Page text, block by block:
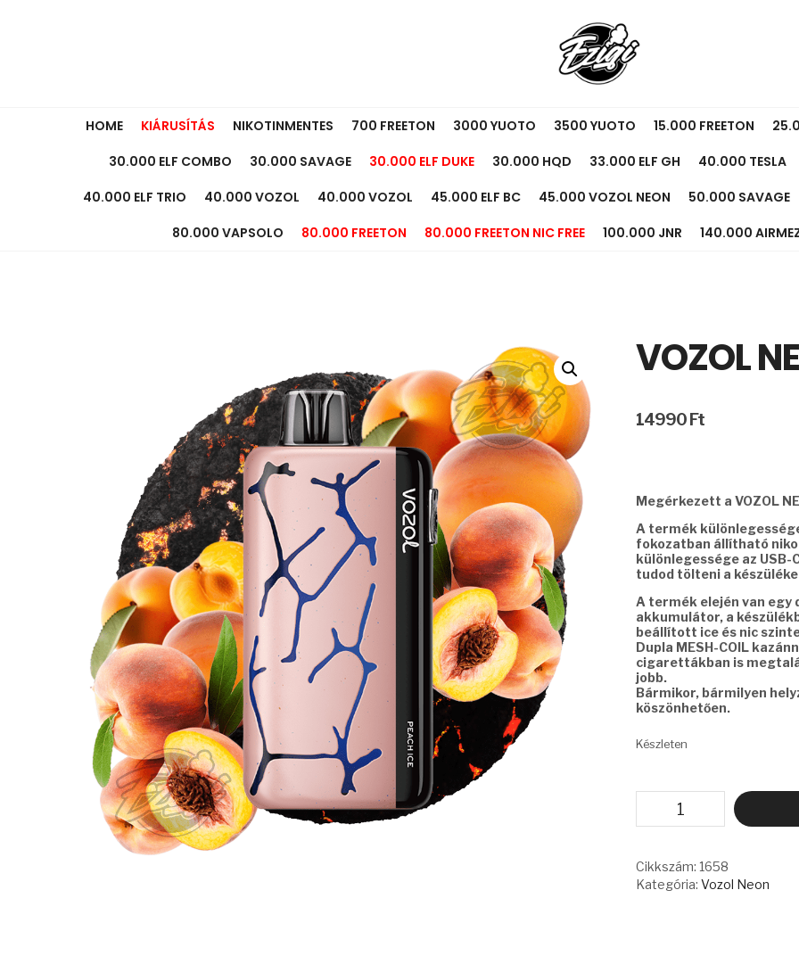
HOME KIÁRUSÍTÁS NIKOTINMENTES 700 FREETON 3000 YUOTO 3500 YUOTO 15.000 FREETON
30.000 ELF COMBO
30.000 SAVAGE 30.000 ELF DUKE 30.000 HQD 33.000 ELF GH 40.000 TESLA
40.000 ELF TRIO
40.000 VOZOL 40.000 VOZOL 45.000 ELF BC 45.000 VOZOL NEON 50.000 SAVAGE
80.000 VAPSOLO
80.000 FREETON 80.000 FREETON NIC FREE 100.000 JNR 140.000
VOZOL
14990 Ft
Megérkezett a VOZOL
A termék
fokozatban állítható
különlegessége az
tudod tölteni a
A termék elején van egy
akkumulátor, a
beállított ice és nic
Dupla MESH-COIL
cigarettákban is
jobb.
Bármikor, bármilyen
köszönhetően.
Készleten
-
ICE
mennyiség
Cikkszám:1658
Kategória:Vozol Neon